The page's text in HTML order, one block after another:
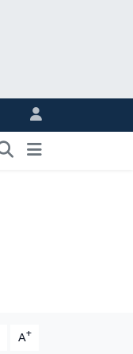
A+